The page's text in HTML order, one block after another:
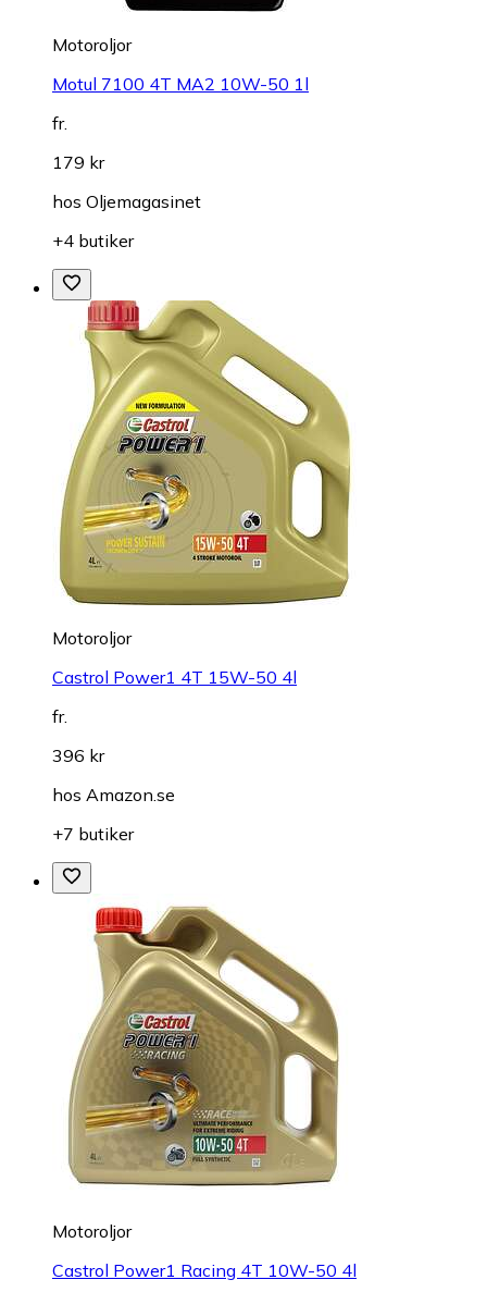
Motoroljor
Motul 7100 4T MA2 10W-50 1l
fr.
179 kr
hos Oljemagasinet
+4 butiker
Motoroljor
Castrol Power1 4T 15W-50 4l
fr.
396 kr
hos Amazon.se
+7 butiker
Motoroljor
Castrol Power1 Racing 4T 10W-50 4l